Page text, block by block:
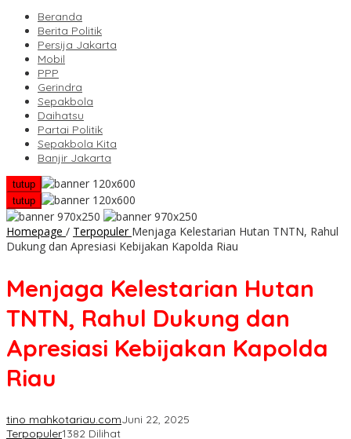
Beranda
Berita Politik
Persija Jakarta
Mobil
PPP
Gerindra
Sepakbola
Daihatsu
Partai Politik
Sepakbola Kita
Banjir Jakarta
tutup
tutup
Homepage / Terpopuler Menjaga Kelestarian Hutan TNTN, Rahul
Dukung dan Apresiasi Kebijakan Kapolda Riau
Menjaga Kelestarian Hutan
TNTN, Rahul Dukung dan
Apresiasi Kebijakan Kapolda
Riau
tino mahkotariau.comJuni 22, 2025
Terpopuler1382 Dilihat